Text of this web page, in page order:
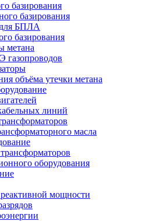
базирования
базирования
для БПЛА
базирования
метана
газопроводов
объёма утечки метана
линий
масла
оборудования
мощности